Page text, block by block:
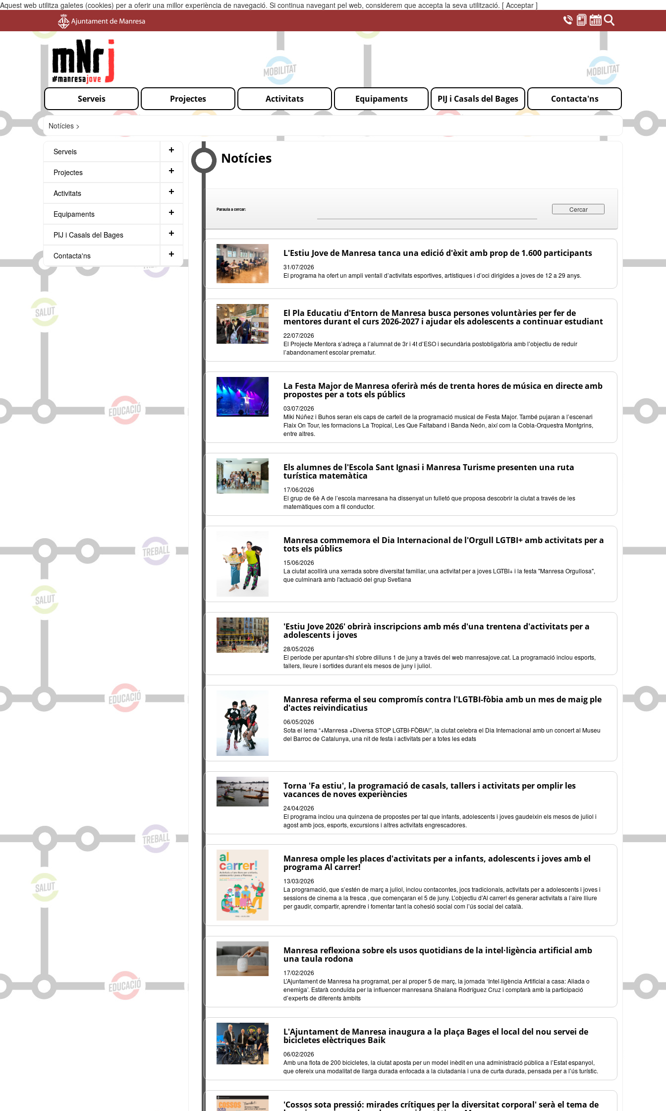
Aquest web utilitza galetes (cookies) per a oferir una millor experiència de navegació. Si continua navegant pel web, considerem que accepta la seva utilització. [ Acceptar ]
Serveis Projectes Activitats Equipaments PIJ i Casals del Bages Contacta'ns
Notícies >
Serveis +
Projectes +
Activitats +
Equipaments +
PIJ i Casals del Bages +
Contacta'ns +
Notícies
Paraula a cercar:
L'Estiu Jove de Manresa tanca una edició d'èxit amb prop de 1.600 participants
31/07/2026
El programa ha ofert un ampli ventall d’activitats esportives, artístiques i d’oci dirigides a joves de 12 a 29 anys.
El Pla Educatiu d'Entorn de Manresa busca persones voluntàries per fer de
mentores durant el curs 2026-2027 i ajudar els adolescents a continuar estudiant
22/07/2026
El Projecte Mentora s’adreça a l’alumnat de 3r i 4t d’ESO i secundària postobligatòria amb l’objectiu de reduir
l’abandonament escolar prematur.
La Festa Major de Manresa oferirà més de trenta hores de música en directe amb
propostes per a tots els públics
03/07/2026
Miki Núñez i Buhos seran els caps de cartell de la programació musical de Festa Major. També pujaran a l’escenari
Flaix On Tour, les formacions La Tropical, Les Que Faltaband i Banda Neón, així com la Cobla-Orquestra Montgrins,
entre altres.
Els alumnes de l'Escola Sant Ignasi i Manresa Turisme presenten una ruta
turística matemàtica
17/06/2026
El grup de 6è A de l’escola manresana ha dissenyat un fulletó que proposa descobrir la ciutat a través de les
matemàtiques com a fil conductor.
Manresa commemora el Dia Internacional de l'Orgull LGTBI+ amb activitats per a
tots els públics
15/06/2026
La ciutat acollirà una xerrada sobre diversitat familiar, una activitat per a joves LGTBI+ i la festa "Manresa Orgullosa",
que culminarà amb l'actuació del grup Svetlana
'Estiu Jove 2026' obrirà inscripcions amb més d'una trentena d'activitats per a
adolescents i joves
28/05/2026
El període per apuntar-s'hi s'obre dilluns 1 de juny a través del web manresajove.cat. La programació inclou esports,
tallers, lleure i sortides durant els mesos de juny i juliol.
Manresa referma el seu compromís contra l'LGTBI-fòbia amb un mes de maig ple
d'actes reivindicatius
06/05/2026
Sota el lema “+Manresa +Diversa STOP LGTBI-FÒBIA!”, la ciutat celebra el Dia Internacional amb un concert al Museu
del Barroc de Catalunya, una nit de festa i activitats per a totes les edats
Torna 'Fa estiu', la programació de casals, tallers i activitats per omplir les
vacances de noves experiències
24/04/2026
El programa inclou una quinzena de propostes per tal que infants, adolescents i joves gaudeixin els mesos de juliol i
agost amb jocs, esports, excursions i altres activitats engrescadores.
Manresa omple les places d'activitats per a infants, adolescents i joves amb el
programa Al carrer!
13/03/2026
La programació, que s’estén de març a juliol, inclou contacontes, jocs tradicionals, activitats per a adolescents i joves i
sessions de cinema a la fresca , que començaran el 5 de juny. L’objectiu d’Al carrer! és generar activitats a l’aire lliure
per gaudir, compartir, aprendre i fomentar tant la cohesió social com l’ús social del català.
Manresa reflexiona sobre els usos quotidians de la intel·ligència artificial amb
una taula rodona
17/02/2026
L’Ajuntament de Manresa ha programat, per al proper 5 de març, la jornada ‘Intel·ligència Artificial a casa: Aliada o
enemiga’. Estarà conduïda per la influencer manresana Shalana Rodríguez Cruz i comptarà amb la participació
d’experts de diferents àmbits
L'Ajuntament de Manresa inaugura a la plaça Bages el local del nou servei de
bicicletes elèctriques Baik
06/02/2026
Amb una flota de 200 bicicletes, la ciutat aposta per un model inèdit en una administració pública a l’Estat espanyol,
que ofereix una modalitat de llarga durada enfocada a la ciutadania i una de curta durada, pensada per a l’ús turístic.
'Cossos sota pressió: mirades crítiques per la diversitat corporal' serà el tema de